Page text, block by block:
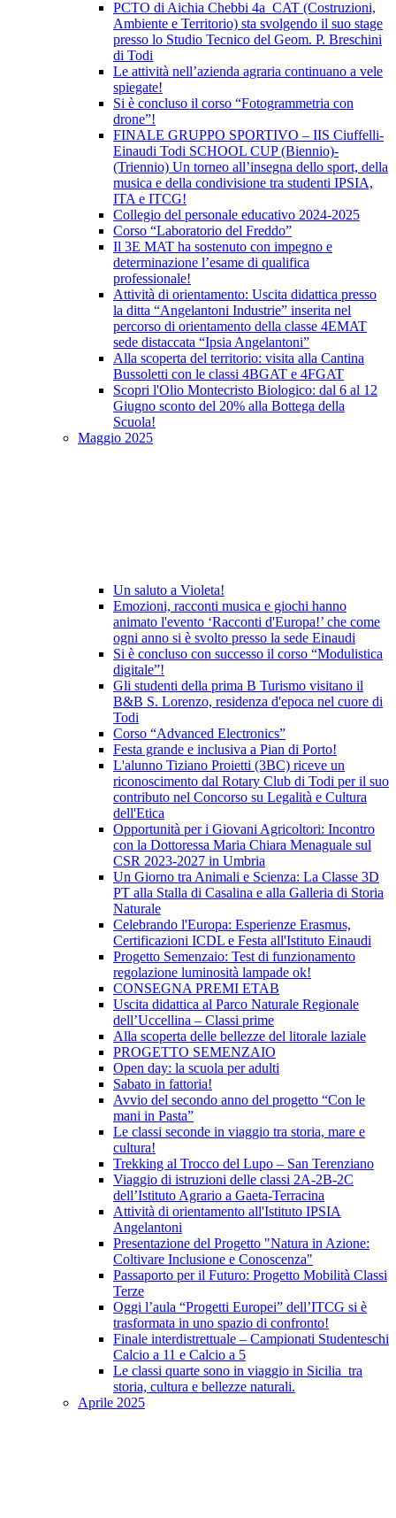
PCTO di Aichia Chebbi 4a_CAT (Costruzioni,
Ambiente e Territorio) sta svolgendo il suo stage
presso lo Studio Tecnico del Geom. P. Breschini
di Todi
Le attività nell’azienda agraria continuano a vele
spiegate!
Si è concluso il corso “Fotogrammetria con
drone”!
FINALE GRUPPO SPORTIVO – IIS Ciuffelli-
Einaudi Todi SCHOOL CUP (Biennio)-
(Triennio) Un torneo all’insegna dello sport, della
musica e della condivisione tra studenti IPSIA,
ITA e ITCG!
Collegio del personale educativo 2024-2025
Corso “Laboratorio del Freddo”
Il 3E MAT ha sostenuto con impegno e
determinazione l’esame di qualifica
professionale!
Attività di orientamento: Uscita didattica presso
la ditta “Angelantoni Industrie” inserita nel
percorso di orientamento della classe 4EMAT
sede distaccata “Ipsia Angelantoni”
Alla scoperta del territorio: visita alla Cantina
Bussoletti con le classi 4BGAT e 4FGAT
Scopri l'Olio Montecristo Biologico: dal 6 al 12
Giugno sconto del 20% alla Bottega della
Scuola!
Maggio 2025
Un saluto a Violeta!
Emozioni, racconti musica e giochi hanno
animato l'evento ‘Racconti d'Europa!’ che come
ogni anno si è svolto presso la sede Einaudi
Si è concluso con successo il corso “Modulistica
digitale”!
Gli studenti della prima B Turismo visitano il
B&B S. Lorenzo, residenza d'epoca nel cuore di
Todi
Corso “Advanced Electronics”
Festa grande e inclusiva a Pian di Porto!
L'alunno Tiziano Proietti (3BC) riceve un
riconoscimento dal Rotary Club di Todi per il suo
contributo nel Concorso su Legalità e Cultura
dell'Etica
Opportunità per i Giovani Agricoltori: Incontro
con la Dottoressa Maria Chiara Menaguale sul
CSR 2023-2027 in Umbria
Un Giorno tra Animali e Scienza: La Classe 3D
PT alla Stalla di Casalina e alla Galleria di Storia
Naturale
Celebrando l'Europa: Esperienze Erasmus,
Certificazioni ICDL e Festa all'Istituto Einaudi
Progetto Semenzaio: Test di funzionamento
regolazione luminosità lampade ok!
CONSEGNA PREMI ETAB
Uscita didattica al Parco Naturale Regionale
dell’Uccellina – Classi prime
Alla scoperta delle bellezze del litorale laziale
PROGETTO SEMENZAIO
Open day: la scuola per adulti
Sabato in fattoria!
Avvio del secondo anno del progetto “Con le
mani in Pasta”
Le classi seconde in viaggio tra storia, mare e
cultura!
Trekking al Trocco del Lupo – San Terenziano
Viaggio di istruzioni delle classi 2A-2B-2C
dell’Istituto Agrario a Gaeta-Terracina
Attività di orientamento all'Istituto IPSIA
Angelantoni
Presentazione del Progetto "Natura in Azione:
Coltivare Inclusione e Conoscenza"
Passaporto per il Futuro: Progetto Mobilità Classi
Terze
Oggi l’aula “Progetti Europei” dell’ITCG si è
trasformata in uno spazio di confronto!
Finale interdistrettuale – Campionati Studenteschi
Calcio a 11 e Calcio a 5
Le classi quarte sono in viaggio in Sicilia tra
storia, cultura e bellezze naturali.
Aprile 2025